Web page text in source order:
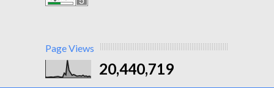
Page Views
20,440,719